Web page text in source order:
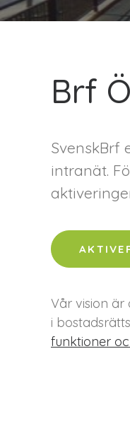
Brf
SvenskBrf
intranät.
Vår vision
i
funktioner